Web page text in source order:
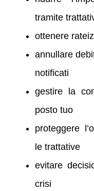
tramite
ottenere
annullare
notificati
gestire la
posto tuo
proteggere
le trattative
evitare
crisi